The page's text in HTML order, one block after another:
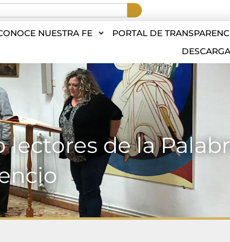
NUESTRA FE PORTAL DE
de la